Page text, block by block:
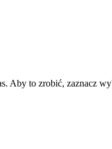
Aby to zrobić, zaznacz